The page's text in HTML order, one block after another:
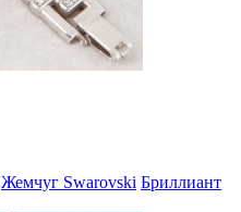
Жемчуг Swarovski Бриллиант